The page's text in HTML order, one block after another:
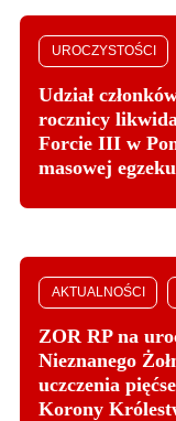
UROCZYSTOŚCI
Udział
rocznicy
Forcie III w
masowej
AKTUALNOŚCI
ZOR RP na
Nieznanego
uczczenia
Korony